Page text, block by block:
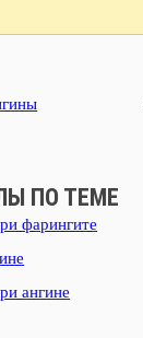
ПО ТЕМЕ
фарингите
ангине